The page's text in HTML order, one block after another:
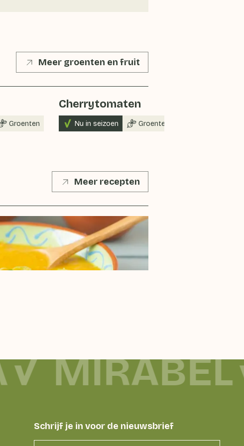
Meer groenten en fruit
Groenten
Cherrytomaten
Nu in seizoen Groenten
Meer recepten
MIRABEL
Schrijf je in voor de nieuwsbrief